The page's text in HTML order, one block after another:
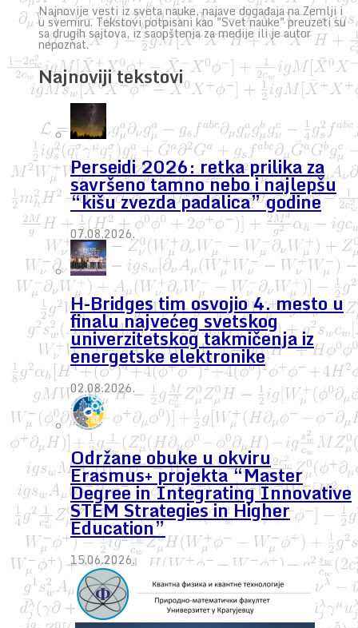
Najnovije vesti iz sveta nauke, najave događaja na Zemlji i
u svemiru. Tekstovi potpisani kao "Svet nauke" preuzeti su
sa drugih sajtova, iz saopštenja za medije ili je autor
nepoznat.
Najnoviji tekstovi
Perseidi 2026: retka prilika za
savršeno tamno nebo i najlepšu
“kišu zvezda padalica” godine
07.08.2026.
H-Bridges tim osvojio 4. mesto u
finalu najvećeg svetskog
univerzitetskog takmičenja iz
energetske elektronike
02.08.2026.
Održane obuke u okviru
Erasmus+ projekta “Master
Degree in Integrating Innovative
STEM Strategies in Higher
Education”
15.06.2026.